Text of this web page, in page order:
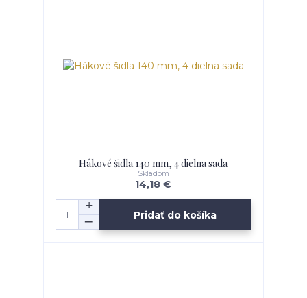
Hákové šidla 140 mm, 4 dielna sada
14,18 €
Skladom
Pridať do košíka